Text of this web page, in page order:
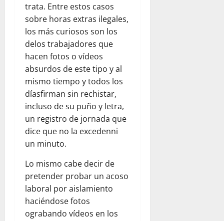
trata. Entre estos casos
sobre horas extras ilegales,
los más curiosos son los
delos trabajadores que
hacen fotos o vídeos
absurdos de este tipo y al
mismo tiempo y todos los
díasfirman sin rechistar,
incluso de su puño y letra,
un registro de jornada que
dice que no la excedenni
un minuto.
Lo mismo cabe decir de
pretender probar un acoso
laboral por aislamiento
haciéndose fotos
ograbando vídeos en los